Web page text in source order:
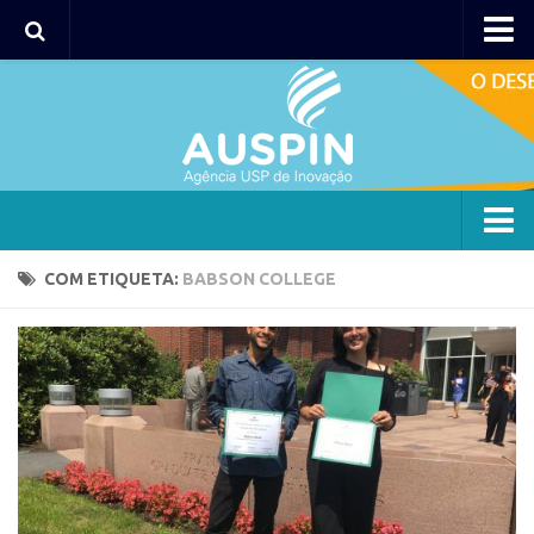
Polos
Polo Capital
Polo Lorena
Polo Ribeirão Preto
Polo São Carlos
Programas
Bolsa 2025
Startup USP
Agency
Institucional
Coordenação
Polos
Polo Capital
Polo Lorena
COM ETIQUETA: BABSON COLLEGE